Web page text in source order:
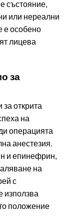
състояние,
или нереални
е особено
лицева
за
открита
на
операцията
анестезия.
и епинефрин,
на
с
използва
положение